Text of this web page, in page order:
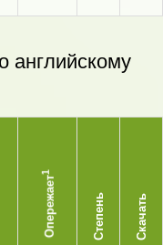
английскому
Опережает
1
Степень Скачать